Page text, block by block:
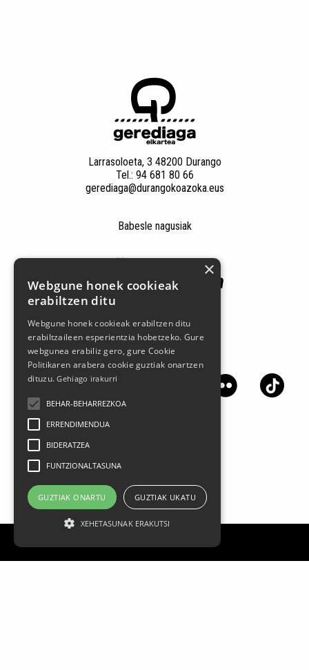
Larrasoloeta, 3 48200 Durango
Tel.: 94 681 80 66
gerediaga@durangokoazoka.eus
Babesle nagusiak
Jarrai gaitzazu sare sozialetan
Lege oharra
×
Webgune honek cookieak
erabiltzen ditu
Webgune honek cookieak erabiltzen ditu
erabiltzaileen esperientzia hobetzeko. Gure
webgunea erabiliz gero, gure Cookie
Politikaren arabera cookie guztiak onartzen
dituzu.Gehiago irakurri
BEHAR-BEHARREZKOA
ERRENDIMENDUA
BIDERATZEA
FUNTZIONALTASUNA
GUZTIAK ONARTU GUZTIAK UKATU
XEHETASUNAK ERAKUTSI